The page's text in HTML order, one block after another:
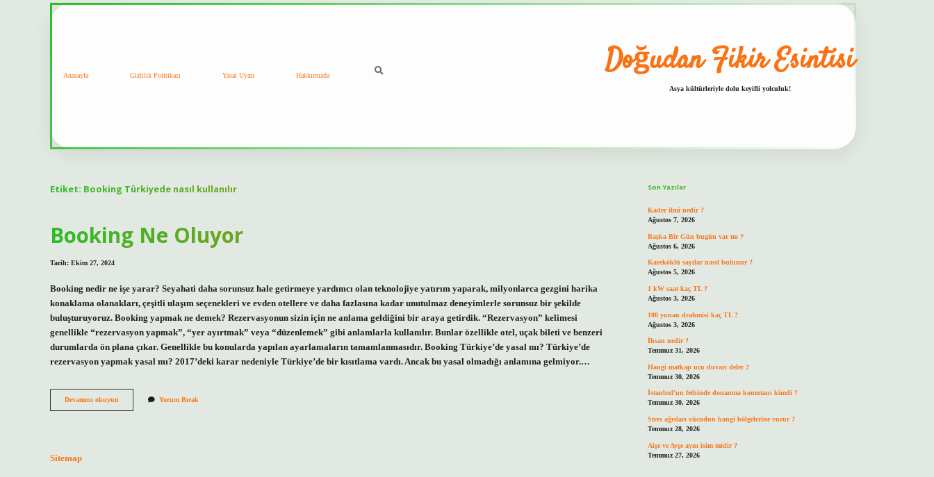
Anasayfa Gizlilik Politikası Yasal Uyarı Hakkımızda Doğudan Fikir Esintisi
Asya kültürleriyle dolu keyifli yolculuk!
Etiket: Booking Türkiyede nasıl kullanılır
Booking Ne Oluyor
Tarih: Ekim 27, 2024
Booking nedir ne işe yarar? Seyahati daha sorunsuz hale getirmeye yardımcı olan teknolojiye yatırım yaparak, milyonlarca gezgini harika
konaklama olanakları, çeşitli ulaşım seçenekleri ve evden otellere ve daha fazlasına kadar unutulmaz deneyimlerle sorunsuz bir şekilde
buluşturuyoruz. Booking yapmak ne demek? Rezervasyonun sizin için ne anlama geldiğini bir araya getirdik. “Rezervasyon” kelimesi
genellikle “rezervasyon yapmak”, “yer ayırtmak” veya “düzenlemek” gibi anlamlarla kullanılır. Bunlar özellikle otel, uçak bileti ve benzeri
durumlarda ön plana çıkar. Genellikle bu konularda yapılan ayarlamaların tamamlanmasıdır. Booking Türkiye’de yasal mı? Türkiye’de
rezervasyon yapmak yasal mı? 2017’deki karar nedeniyle Türkiye’de bir kısıtlama vardı. Ancak bu yasal olmadığı anlamına gelmiyor.…
Devamını okuyun
Ne
Yorum Bırak
Sitemap
Son Yazılar
Kader ilmi nedir ?
Ağustos 7, 2026
Başka Bir Gün bugün var mı ?
Ağustos 6, 2026
Kareköklü sayılar nasıl bulunur ?
Ağustos 5, 2026
1 kW saat kaç TL ?
Ağustos 3, 2026
100 yunan drahmisi kaç TL ?
Ağustos 3, 2026
İhsan nedir ?
Temmuz 31, 2026
Hangi matkap ucu duvarı deler ?
Temmuz 30, 2026
İstanbul’un fethinde donanma komutanı kimdi ?
Temmuz 30, 2026
Stres ağrıları vücudun hangi bölgelerine vurur ?
Temmuz 28, 2026
Aişe ve Ayşe aynı isim midir ?
Temmuz 27, 2026